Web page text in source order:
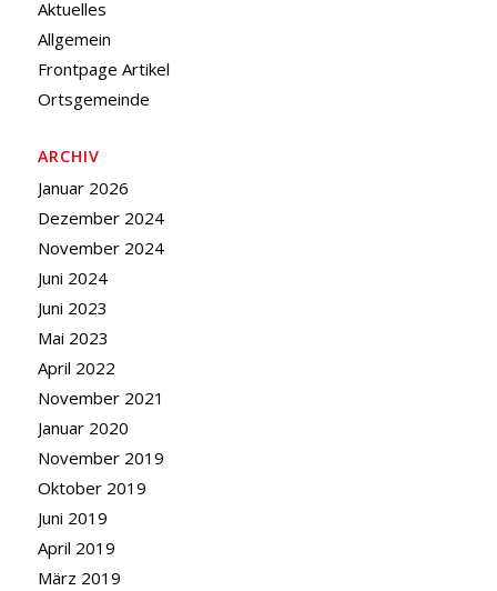
Aktuelles
Allgemein
Frontpage Artikel
Ortsgemeinde
ARCHIV
Januar 2026
Dezember 2024
November 2024
Juni 2024
Juni 2023
Mai 2023
April 2022
November 2021
Januar 2020
November 2019
Oktober 2019
Juni 2019
April 2019
März 2019